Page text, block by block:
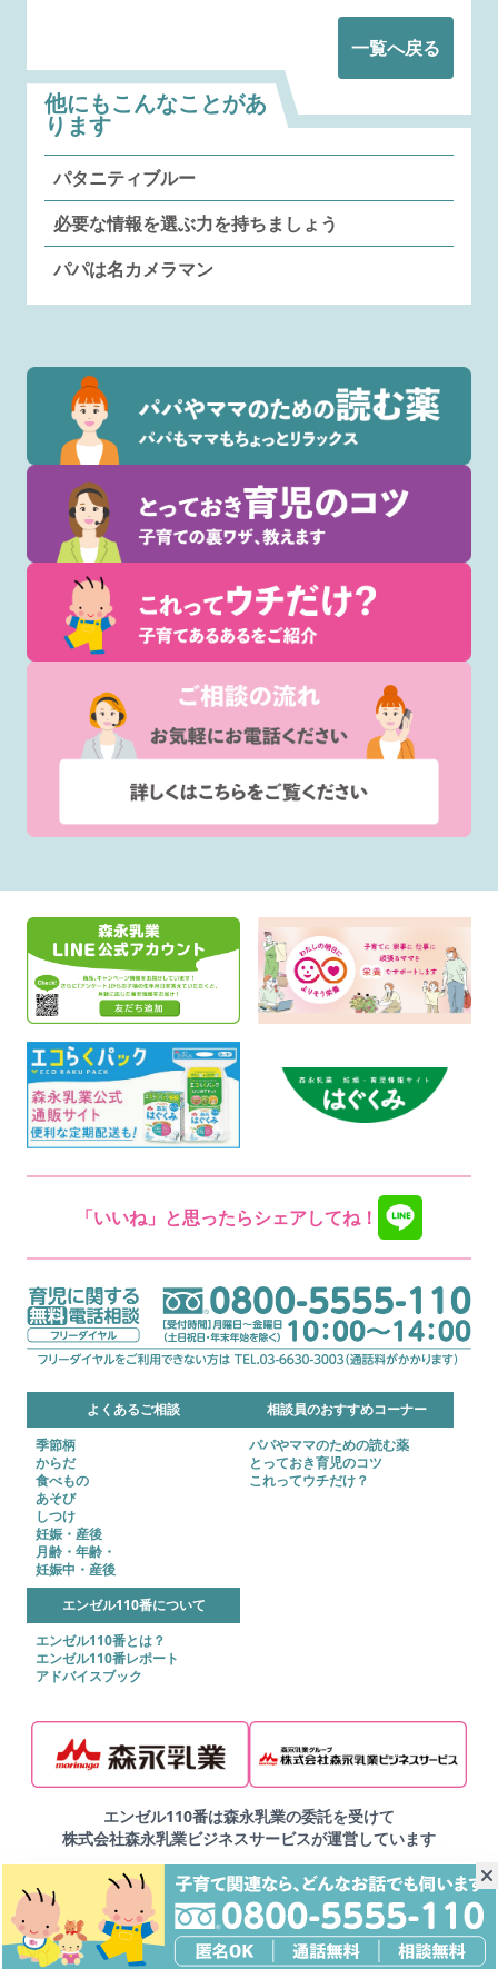
一覧へ戻る
他にもこんなことがあ
ります
パタニティブルー
必要な情報を選ぶ力を持ちましょう
パパは名カメラマン
「いいね」と思ったらシェアしてね！
よくあるご相談
季節柄
からだ
食べもの
あそび
しつけ
妊娠・産後
月齢・年齢・
妊娠中・産後
相談員のおすすめコーナー
パパやママのための読む薬
とっておき育児のコツ
これってウチだけ？
エンゼル110番について
エンゼル110番とは？
エンゼル110番レポート
アドバイスブック
エンゼル110番は森永乳業の委託を受けて
株式会社森永乳業ビジネスサービスが運営しています
▶プライバシーポリシー
▶サイトマップ
Copyright © 2025 株式会社森永乳業ビジネスサービス
Copyright © MORINAGA BUSINESS SERVICE CO.,LTD. All Right Reserved.